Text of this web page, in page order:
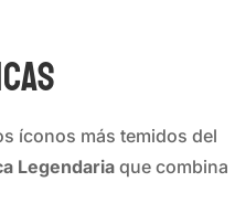
íconos más temidos del
Legendaria que combina